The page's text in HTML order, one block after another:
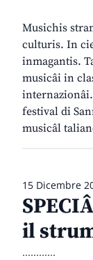
Musichis
culturis. In
inmagantis.
musicâi in
internazionâi.
festival di
musicâl
15 Dicembre
il
............